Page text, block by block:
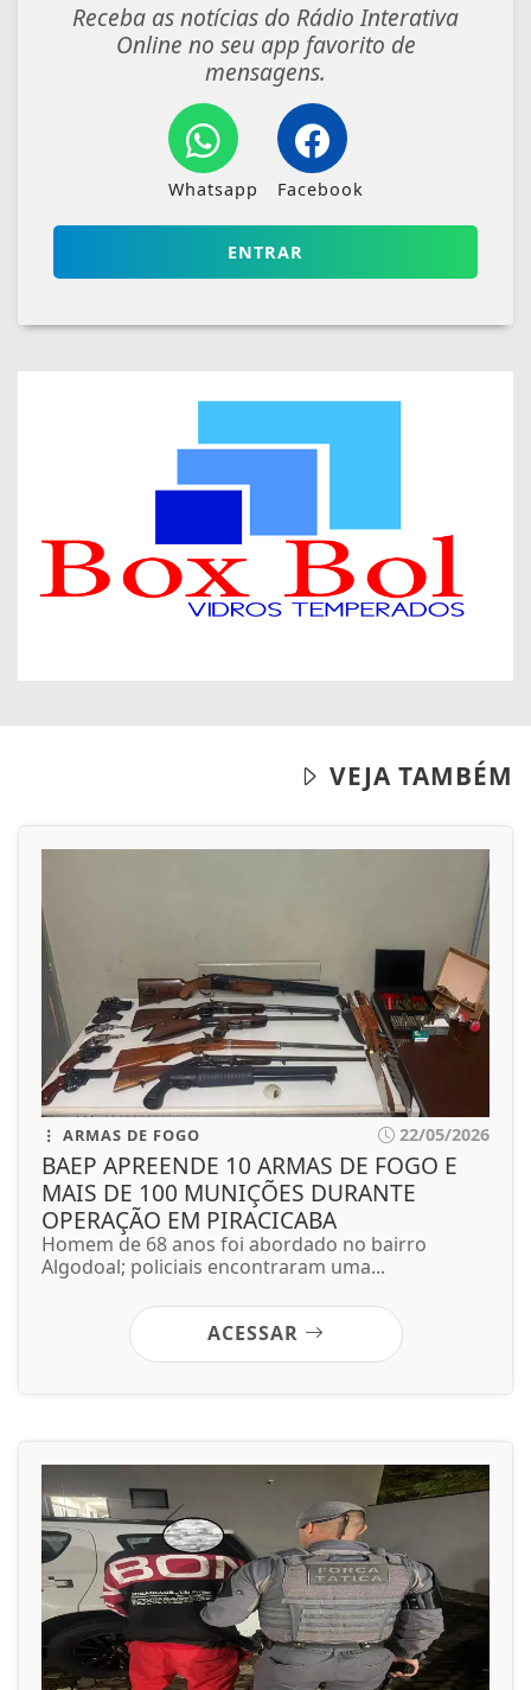
Receba as notícias do Rádio Interativa
Online no seu app favorito de
mensagens.
Whatsapp Facebook
ENTRAR
VEJA TAMBÉM
ARMAS DE FOGO 22/05/2026
BAEP APREENDE 10 ARMAS DE FOGO E
MAIS DE 100 MUNIÇÕES DURANTE
OPERAÇÃO EM PIRACICABA
Homem de 68 anos foi abordado no bairro
Algodoal; policiais encontraram uma...
ACESSAR